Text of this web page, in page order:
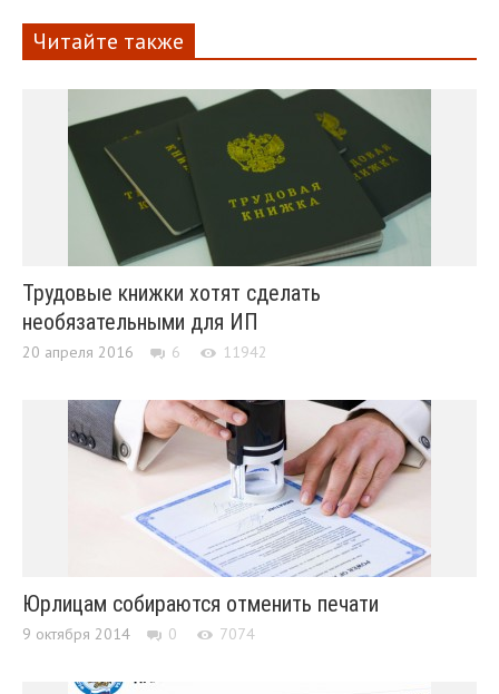
Читайте также
Трудовые книжки хотят сделать
необязательными для ИП
20 апреля 2016 6 11942
Юрлицам собираются отменить печати
9 октября 2014 0 7074